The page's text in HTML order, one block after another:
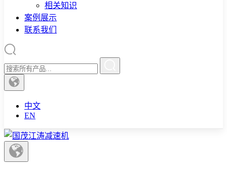
相关知识
案例展示
联系我们
中文
EN